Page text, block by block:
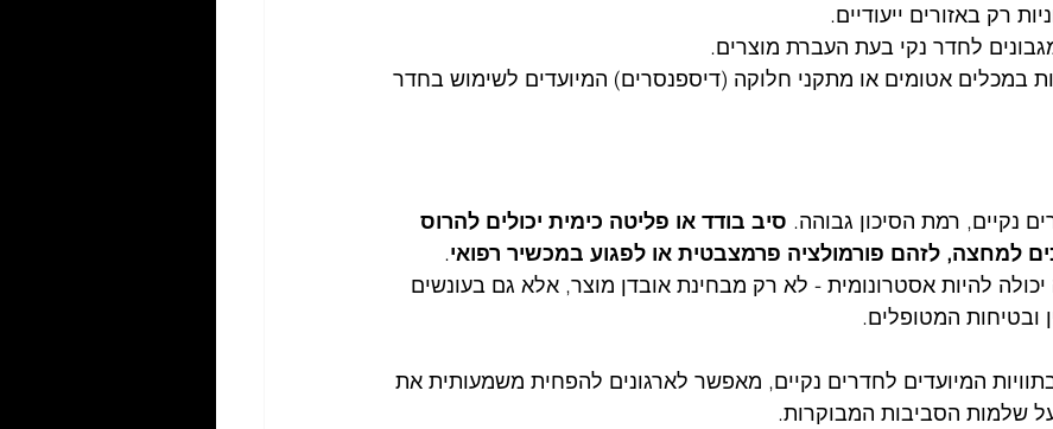
רק באזורים ייעודיים.
לחדר נקי בעת העברת מוצרים.
במכלים אטומים או מתקני חלוקה (דיספנסרים) המיועדים לשימוש בחדר
נקיים, רמת הסיכון גבוהה. סיב בודד או פליטה כימית יכולים להרוס
למחצה, לזהם פורמולציה פרמצבטית או לפגוע במכשיר רפואי.
להיות אסטרונומית - לא רק מבחינת אובדן מוצר, אלא גם בעונשים
ובטיחות המטופלים.
המיועדים לחדרים נקיים, מאפשר לארגונים להפחית משמעותית את
על שלמות הסביבות המבוקרות.